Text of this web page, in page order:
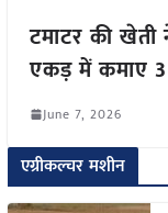
टमाटर की
एकड़ में कमाए
June 7, 2026
एग्रीकल्चर मशीन